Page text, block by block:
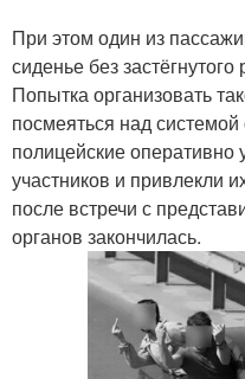
При этом один из
сиденье без
Попытка организовать
посмеяться над
полицейские оперативно
участников и привлекли
после встречи с
органов закончилась.